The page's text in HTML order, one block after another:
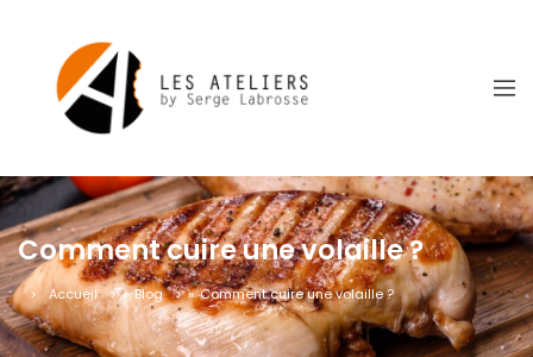
Comment cuire une volaille ?
Accueil » Blog » Comment cuire une volaille ?